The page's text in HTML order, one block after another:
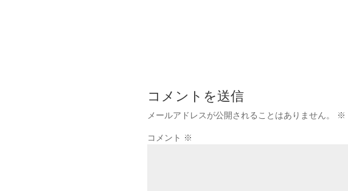
コメントを送信
メールアドレスが公開されることはありません。 ※
コメント ※